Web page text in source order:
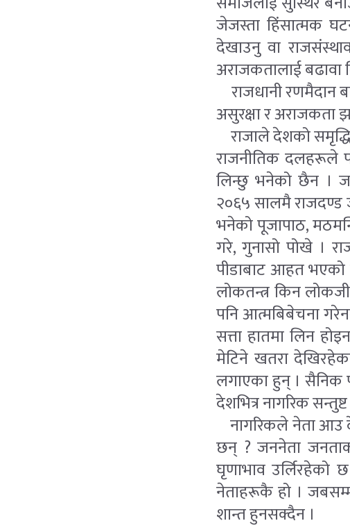
जेजस्ता हिंसात्मक
देखाउनु वा
अराजकतालाई बढावा
राजधानी रणमैदान
असुरक्षा र अराजकता
राजाले देशको
राजनीतिक दलहरूले
लिन्छु भनेको छैन ।
२०६५ सालमै राजदण्ड
भनेको पूजापाठ,
गरे, गुनासो पोखे ।
पीडाबाट आहत
लोकतन्त्र किन
पनि आत्मबिबेचना
सत्ता हातमा लिन
मेटिने खतरा
लगाएका हुन् । सैनिक
देशभित्र नागरिक
नागरिकले नेता आउ
छन् ? जननेता
घृणाभाव उर्लिरहेको
नेताहरूकै हो ।
शान्त हुनसक्दैन ।